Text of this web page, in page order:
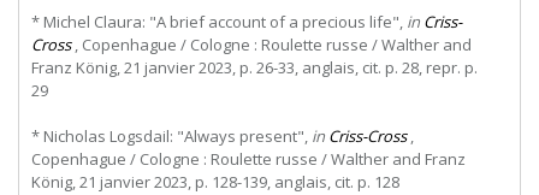
* Michel Claura: "A brief account of a precious life", in Criss-
Cross, Copenhague / Cologne : Roulette russe / Walther and
Franz König, 21 janvier 2023, p. 26-33, anglais, cit. p. 28, repr. p.
29
* Nicholas Logsdail: "Always present", in Criss-Cross,
Copenhague / Cologne : Roulette russe / Walther and Franz
König, 21 janvier 2023, p. 128-139, anglais, cit. p. 128